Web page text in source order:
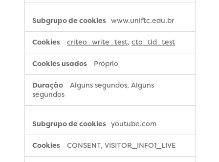
www.uniftc.edu.br
criteo_write_test,cto_tld_test
Próprio
Alguns segundos, Alguns
segundos
youtube.com
CONSENT, VISITOR_INFO1_LIVE